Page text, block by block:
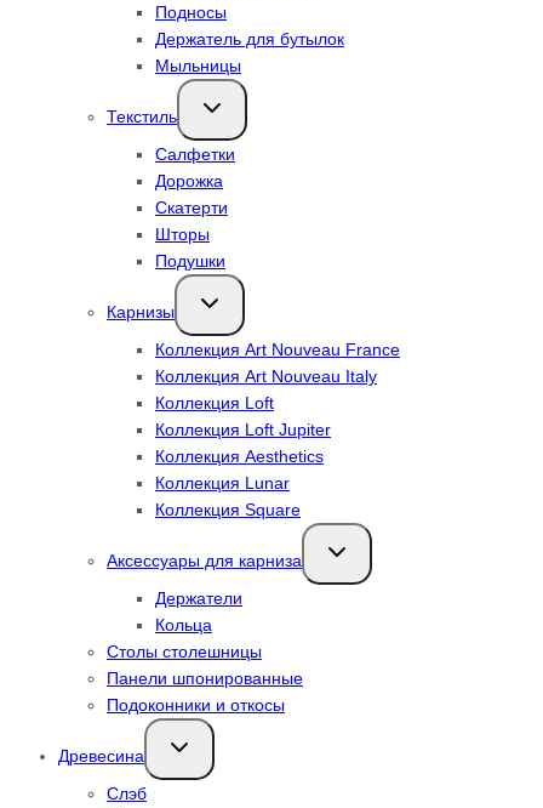
Подносы
Держатель для бутылок
Мыльницы
Текстиль
Переключить
дочернее
Салфетки
Дорожка
Скатерти
Шторы
Подушки
Карнизы
Переключить
дочернее
Коллекция Art Nouveau France
Коллекция Art Nouveau Italy
Коллекция Loft
Коллекция Loft Jupiter
Коллекция Aesthetics
Коллекция Lunar
Коллекция Square
Аксессуары для карниза
Переключить
дочернее
Держатели
Кольца
Столы столешницы
Панели шпонированные
Подоконники и откосы
Древесина
Переключить
дочернее
Слэб